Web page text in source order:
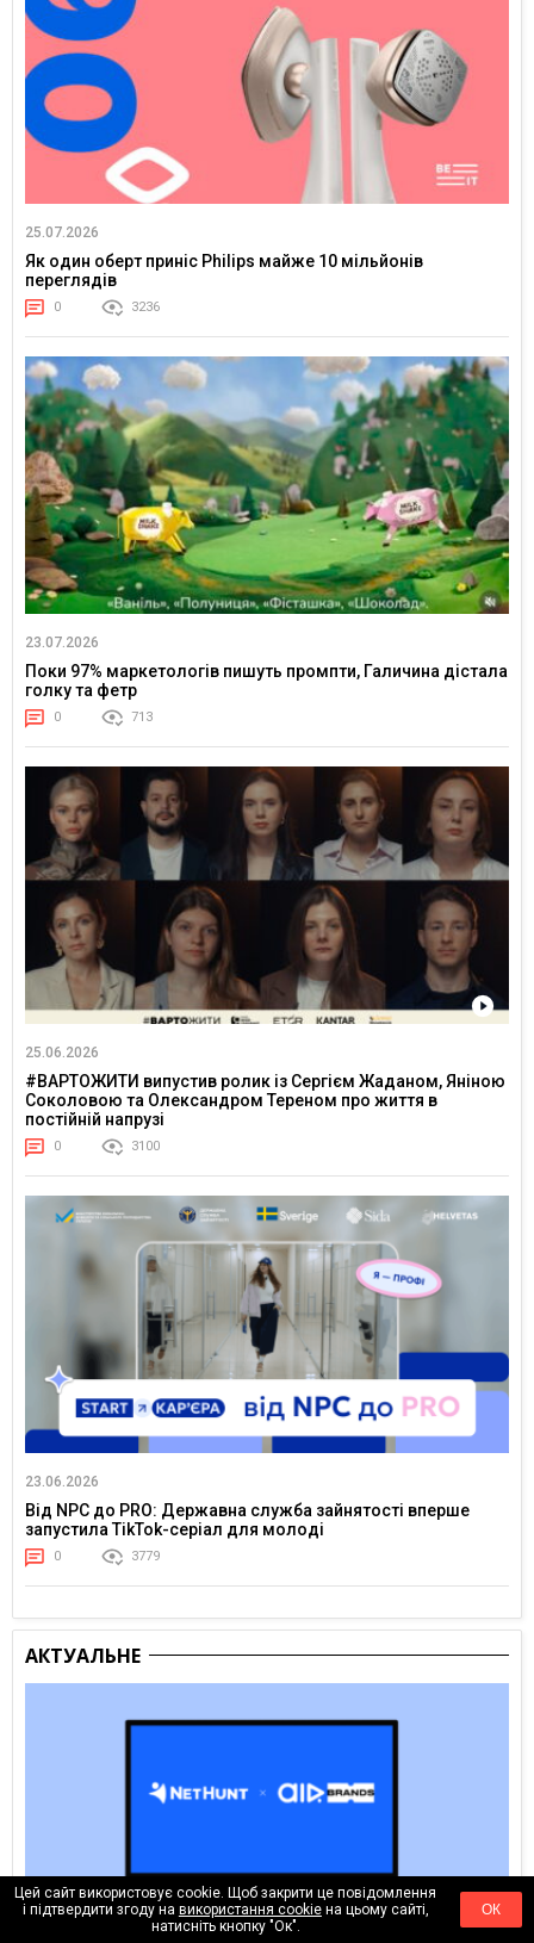
25.07.2026
Як один оберт приніс Philips майже 10 мільйонів
переглядів
0 3236
23.07.2026
Поки 97% маркетологів пишуть промпти, Галичина дістала
голку та фетр
0 713
25.06.2026
#ВАРТОЖИТИ випустив ролик із Сергієм Жаданом, Яніною
Соколовою та Олександром Тереном про життя в
постійній напрузі
0 3100
23.06.2026
Від NPC до PRO: Державна служба зайнятості вперше
запустила TikTok-серіал для молоді
0 3779
АКТУАЛЬНЕ
Цей сайт використовує cookie. Щоб закрити це повідомлення
і підтвердити згоду на використання cookieна цьому сайті,
натисніть кнопку "Ок".
ОК